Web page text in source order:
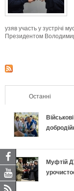
узяв участь у зустрічі
Президентом
Останні
Муфтій